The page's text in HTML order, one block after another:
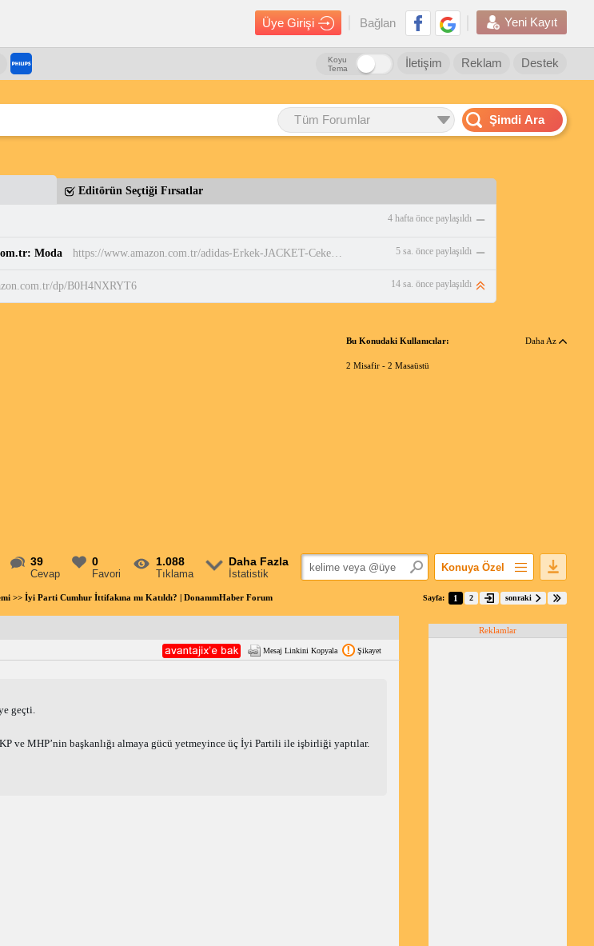
Üye Girişi Bağlan Yeni Kayıt
Destek
Reklam
İletişim
Koyu
Tema
Tüm Forumlar Şimdi Ara
Editörün Seçtiği Fırsatlar
4 hafta önce paylaşıldı
Moda https://www.amazon.com.tr/adidas-Erkek-JACKET-Ceket-WHITE/dp/B0DPBMQX1P 5 sa. önce paylaşıldı
dp/B0H4NXRYT6 14 sa. önce paylaşıldı
Bu Konudaki Kullanıcılar: Daha Az
2 Misafir - 2 Masaüstü
39
Cevap
0
Favori
1.088
Tıklama
Daha Fazla
İstatistik
Konuya Özel
Favorilerime Ekle
Popüler Mesajlar
>> İyi Parti Cumhur İttifakına mı Katıldı? | DonanımHaber Forum Sayfa: 1 2 sonraki
Mesaj Linkini Kopyala Şikayet
geçti.
ve MHP’nin başkanlığı almaya gücü yetmeyince üç İyi Partili ile işbirliği yaptılar.
Reklamlar